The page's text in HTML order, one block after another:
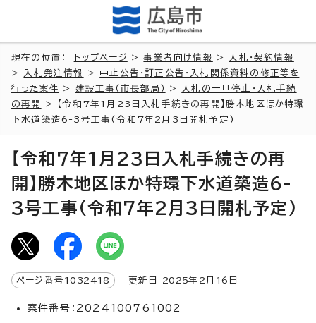
現在の位置： トップページ >事業者向け情報 >
入札・契約情報
>
入札発注情報 > 中止公告・訂正公告・入札関係資料の修正等を
行った案件
> 建設工事（市長部局） >
入札の一旦停止・入札手続
の再開
> 【令和7年1月23日入札手続きの再開】勝木地区ほか特環
下水道築造6-3号工事(令和7年2月3日開札予定)
【令和7年1月23日入札手続きの再
開】勝木地区ほか特環下水道築造6-
3号工事(令和7年2月3日開札予定)
ページ番号 1032418 更新日 2025年2月 16 日
案件番号：2024100761002